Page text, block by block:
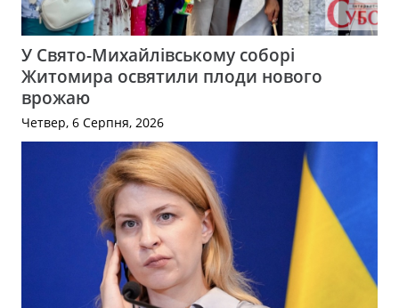
У Свято-Михайлівському соборі
Житомира освятили плоди нового
врожаю
Четвер, 6 Серпня, 2026